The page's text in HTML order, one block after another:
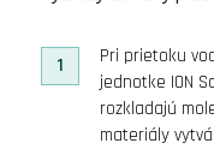
1
Pri prietoku
jednotke ION
rozkladajú
materiály